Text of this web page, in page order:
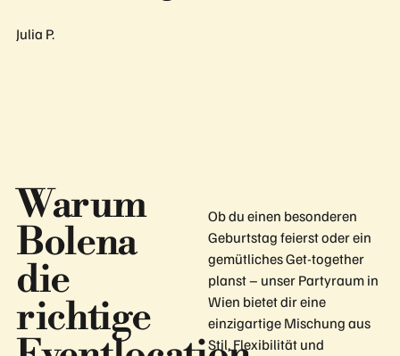
Julia P.
Warum
Bolena
die
richtige
Ob du einen besonderen
Geburtstag feierst oder ein
gemütliches Get-together
planst – unser Partyraum in
Wien bietet dir eine
einzigartige Mischung aus
Stil, Flexibilität und